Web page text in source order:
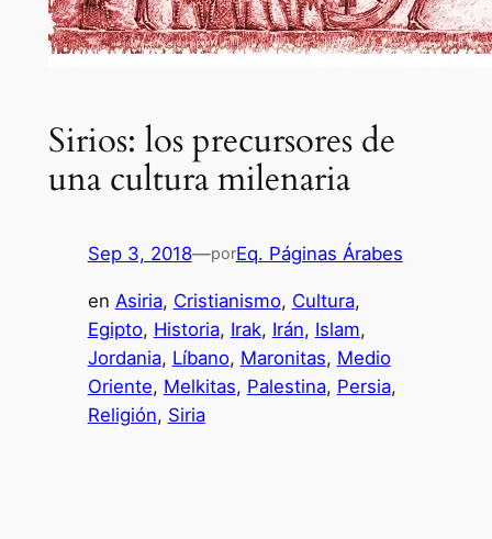
Sirios: los precursores de
una cultura milenaria
Sep 3, 2018—porEq. Páginas Árabes
en Asiria, Cristianismo, Cultura
Egipto, Historia, Irak, Irán, Islam
Jordania, Líbano, Maronitas, Medio
Oriente, Melkitas, Palestina, Persia
Religión, Siria